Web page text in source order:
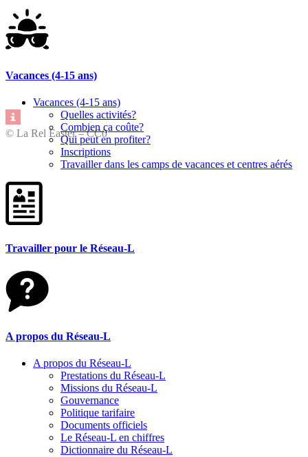
© La Rel Easter – CC0
Vacances (4-15 ans)
Vacances (4-15 ans)
Quelles activités?
Combien ça coûte?
Qui peut en profiter?
Inscriptions
Travailler dans les camps de vacances et centres aérés
Travailler pour le Réseau-L
A propos du Réseau-L
A propos du Réseau-L
Prestations du Réseau-L
Missions du Réseau-L
Gouvernance
Politique tarifaire
Documents officiels
Le Réseau-L en chiffres
Dictionnaire du Réseau-L